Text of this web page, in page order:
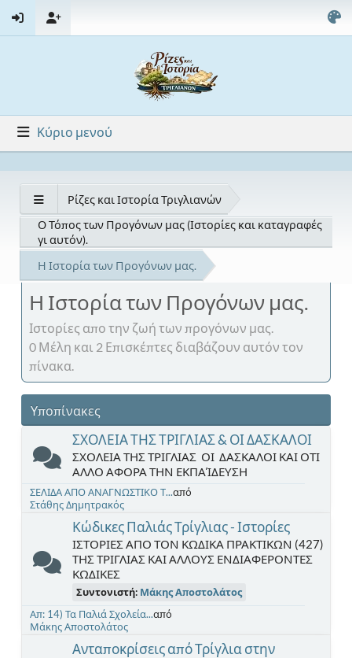
Κύριο μενού
Ρίζες και Ιστορία Τριγλιανών
Ο Τόπος των Προγόνων μας (Ιστορίες και καταγραφές
γι αυτόν).
Η Ιστορία των Προγόνων μας.
Η Ιστορία των Προγόνων μας.
Ιστορίες απο την ζωή των προγόνων μας.
0 Μέλη και 2 Επισκέπτες διαβάζουν αυτόν τον
πίνακα.
Υποπίνακες
ΣΧΟΛΕΙΑ ΤΗΣ ΤΡΙΓΛΙΑΣ & ΟΙ ΔΑΣΚΑΛΟΙ
ΣΧΟΛΕΙΑ ΤΗΣ ΤΡΙΓΛΙΑΣ ΟΙ ΔΑΣΚΑΛΟΙ ΚΑΙ ΟΤΙ
ΑΛΛΟ ΑΦΟΡΑ ΤΗΝ ΕΚΠΑΊΔΕΥΣΗ
ΣΕΛΙΔΑ ΑΠΟ ΑΝΑΓΝΩΣΤΙΚΟ Τ...από
Στάθης Δημητρακός
Κώδικες Παλιάς Τρίγλιας - Ιστορίες
ΙΣΤΟΡΙΕΣ ΑΠΟ ΤΟΝ ΚΩΔΙΚΑ ΠΡΑΚΤΙΚΩΝ (427)
ΤΗΣ ΤΡΙΓΛΙΑΣ ΚΑΙ ΑΛΛΟΥΣ ΕΝΔΙΑΦΕΡΟΝΤΕΣ
ΚΩΔΙΚΕΣ
Συντονιστή: Μάκης Αποστολάτος
Απ: 14) Τα Παλιά Σχολεία...από
Μάκης Αποστολάτος
Ανταποκρίσεις από Τρίγλια στην